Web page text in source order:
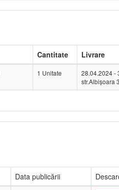
Cantitate
Livrare
1 Unitate
28.04.2024 -
str.Albişoara
Data publicării